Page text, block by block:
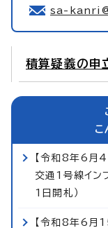
sa-
積算疑義の申
こ
【令和8年6月
交通1号線イン
1日開札）
【令和8年6月